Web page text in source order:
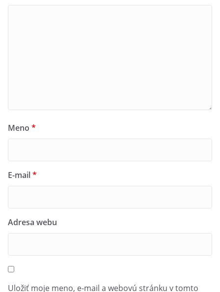
Meno *
E-mail*
Adresa webu
Uložiť moje meno, e-mail a webovú stránku v tomto